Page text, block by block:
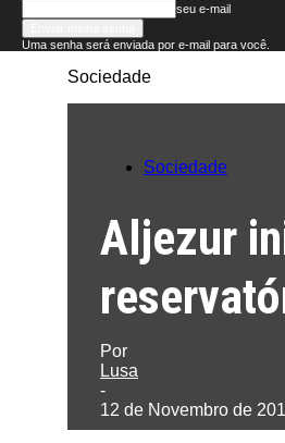
seu e-mail
Uma senha será enviada por e-mail para você.
Sociedade
Sociedade
Aljezur
Por
Lusa
-
12 de Novembro de